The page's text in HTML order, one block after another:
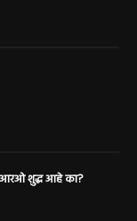
आरओ शुद्ध आहे का?